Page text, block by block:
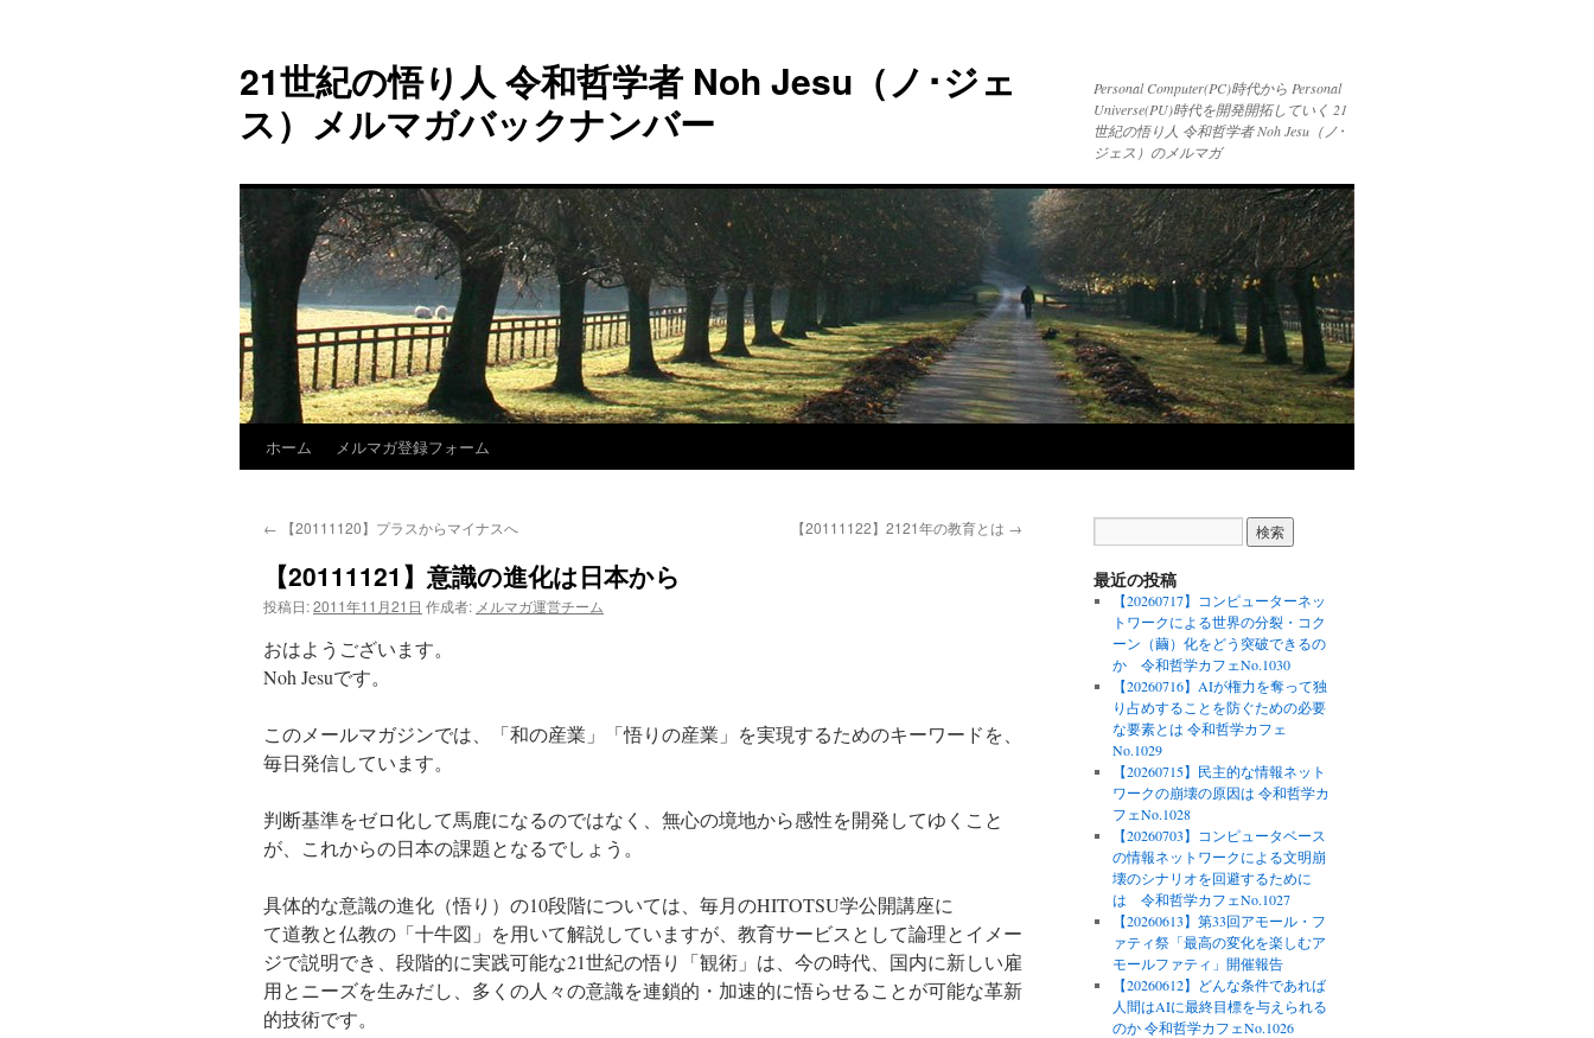
テ
ン
ツ
へ
キ
ッ
プ
21世紀の悟り人 令和哲学者 Noh Jesu（ノ･ジェ
ス）メルマガバックナンバー
Personal Computer(PC)時代から Personal
Universe(PU)時代を開発開拓していく 21
世紀の悟り人 令和哲学者 Noh Jesu（ノ･
ジェス）のメルマガ
ホーム メルマガ登録フォーム
← 【20111120】プラスからマイナスへ 【20111122】2121年の教育とは →
【20111121】意識の進化は日本から
投稿日:2011年11月21日 作成者: メルマガ運営チーム
おはようございます。
Noh Jesuです。
このメールマガジンでは、「和の産業」「悟りの産業」を実現するためのキーワードを、
毎日発信しています。
判断基準をゼロ化して馬鹿になるのではなく、無心の境地から感性を開発してゆくこと
が、これからの日本の課題となるでしょう。
具体的な意識の進化（悟り）の10段階については、毎月のHITOTSU学公開講座に
て道教と仏教の「十牛図」を用いて解説していますが、教育サービスとして論理とイメー
ジで説明でき、段階的に実践可能な21世紀の悟り「観術」は、今の時代、国内に新しい雇
用とニーズを生みだし、多くの人々の意識を連鎖的・加速的に悟らせることが可能な革新
的技術です。
最近の投稿
【20260717】コンピューターネッ
トワークによる世界の分裂・コク
ーン（繭）化をどう突破できるの
か 令和哲学カフェNo.1030
【20260716】AIが権力を奪って独
り占めすることを防ぐための必要
な要素とは 令和哲学カフェ
No.1029
【20260715】民主的な情報ネット
ワークの崩壊の原因は 令和哲学カ
フェNo.1028
【20260703】コンピュータベース
の情報ネットワークによる文明崩
壊のシナリオを回避するために
は 令和哲学カフェNo.1027
【20260613】第33回アモール・フ
ァティ祭「最高の変化を楽しむア
モールファティ」開催報告
【20260612】どんな条件であれば
人間はAIに最終目標を与えられる
のか 令和哲学カフェNo.1026